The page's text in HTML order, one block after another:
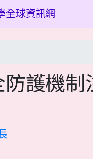
全球資訊網
護機制